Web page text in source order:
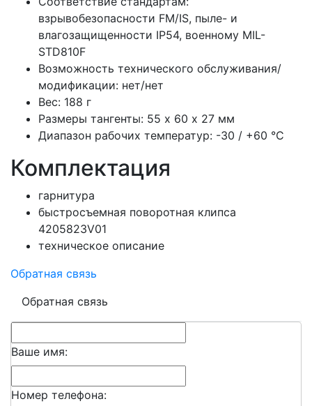
взрывобезопасности FM/IS, пыле- и
влагозащищенности IP54, военному MIL-
STD810F
Возможность технического обслуживания/
модификации: нет/нет
Вес: 188 г
Размеры тангенты: 55 х 60 х 27 мм
Диапазон рабочих температур: -30 / +60 °С
Комплектация
гарнитура
быстросъемная поворотная клипса
4205823V01
техническое описание
Обратная связь
Обратная связь
Ваше имя:
Номер телефона: